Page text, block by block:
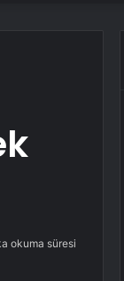
okuma süresi